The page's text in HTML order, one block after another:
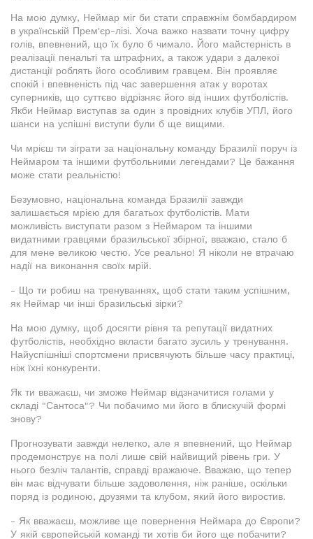
На мою думку, Неймар міг би стати справжнім бомбардиром
в українській Прем'єр-лізі. Хоча важко назвати точну цифру
голів, впевнений, що їх було б чимало. Його майстерність в
реалізації пенальті та штрафних, а також удари з далекої
дистанції роблять його особливим гравцем. Він проявляє
спокій і впевненість під час завершення атак у воротах
суперників, що суттєво відрізняє його від інших футболістів.
Якби Неймар виступав за один з провідних клубів УПЛ, його
шанси на успішні виступи були б ще вищими.
Чи мрієш ти зіграти за національну команду Бразилії поруч із
Неймаром та іншими футбольними легендами? Це бажання
може стати реальністю!
Безумовно, національна команда Бразилії завжди
залишається мрією для багатьох футболістів. Мати
можливість виступати разом з Неймаром та іншими
видатними гравцями бразильської збірної, вважаю, стало б
для мене великою честю. Усе реально! Я ніколи не втрачаю
надії на виконання своїх мрій.
- Що ти робиш на тренуваннях, щоб стати таким успішним,
як Неймар чи інші бразильські зірки?
На мою думку, щоб досягти рівня та репутації видатних
футболістів, необхідно вкласти багато зусиль у тренування.
Найуспішніші спортсмени присвячують більше часу практиці,
ніж їхні конкуренти.
Як ти вважаєш, чи зможе Неймар відзначитися голами у
складі "Сантоса"? Чи побачимо ми його в блискучій формі
знову?
Прогнозувати завжди нелегко, але я впевнений, що Неймар
продемонструє на полі лише свій найвищий рівень гри. У
нього безліч талантів, справді вражаюче. Вважаю, що тепер
він має відчувати більше задоволення, ніж раніше, оскільки
поряд із родиною, друзями та клубом, який його виростив.
- Як вважаєш, можливе ще повернення Неймара до Європи?
У якій європейській команді ти хотів би його ще побачити?